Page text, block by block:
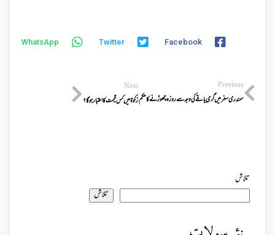
Facebook
Twitter
WhatsApp
Previous
سمندری سفر میں گرمی یا قے کی وجہ سے روزہ چھوڑنے کاحکم
Next
زکوة میں کس قیمت کا اعتبارہوگا؟
تلاش
تلاش